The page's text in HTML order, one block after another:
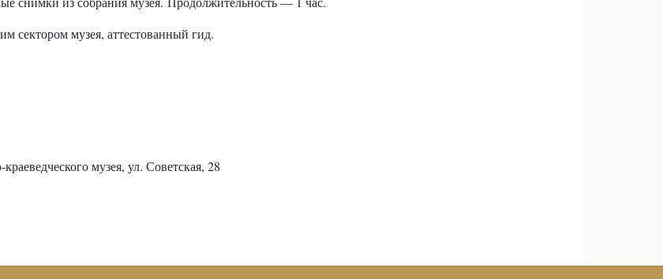
сектором музея, аттестованный гид.
музея, ул. Советская, 28